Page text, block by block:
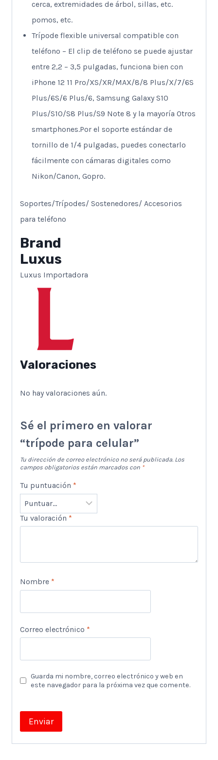
cerca, extremidades de árbol, sillas, etc.
pomos, etc.
Trípode flexible universal compatible con
teléfono – El clip de teléfono se puede ajustar
entre 2,2 – 3,5 pulgadas, funciona bien con
iPhone 12 11 Pro/XS/XR/MAX/8/8 Plus/X/7/6S
Plus/6S/6 Plus/6, Samsung Galaxy S10
Plus/S10/S8 Plus/S9 Note 8 y la mayoría Otros
smartphones.Por el soporte estándar de
tornillo de 1/4 pulgadas, puedes conectarlo
fácilmente con cámaras digitales como
Nikon/Canon, Gopro.
Soportes/Trípodes/ Sostenedores/ Accesorios
para teléfono
Brand
Luxus
Luxus Importadora
Valoraciones
No hay valoraciones aún.
Sé el primero en valorar
“trípode para celular”
Tu dirección de correo electrónico no será publicada. Los
campos obligatorios están marcados con *
Tu puntuación *
Tu valoración *
Nombre *
Correo electrónico *
Guarda mi nombre, correo electrónico y web en
este navegador para la próxima vez que comente.